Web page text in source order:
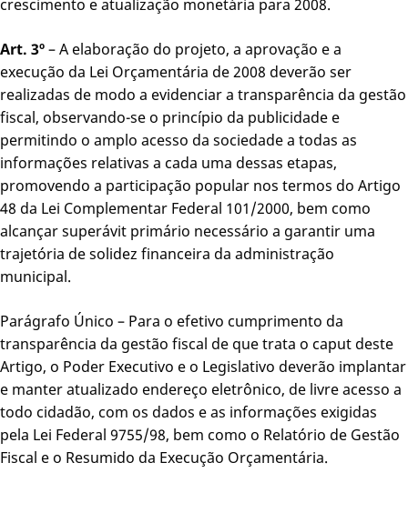
crescimento e atualização monetária para 2008.
Art. 3º– A elaboração do projeto, a aprovação e a
execução da Lei Orçamentária de 2008 deverão ser
realizadas de modo a evidenciar a transparência da gestão
fiscal, observando-se o princípio da publicidade e
permitindo o amplo acesso da sociedade a todas as
informações relativas a cada uma dessas etapas,
promovendo a participação popular nos termos do Artigo
48 da Lei Complementar Federal 101/2000, bem como
alcançar superávit primário necessário a garantir uma
trajetória de solidez financeira da administração
municipal.
Parágrafo Único – Para o efetivo cumprimento da
transparência da gestão fiscal de que trata o caput deste
Artigo, o Poder Executivo e o Legislativo deverão implantar
e manter atualizado endereço eletrônico, de livre acesso a
todo cidadão, com os dados e as informações exigidas
pela Lei Federal 9755/98, bem como o Relatório de Gestão
Fiscal e o Resumido da Execução Orçamentária.